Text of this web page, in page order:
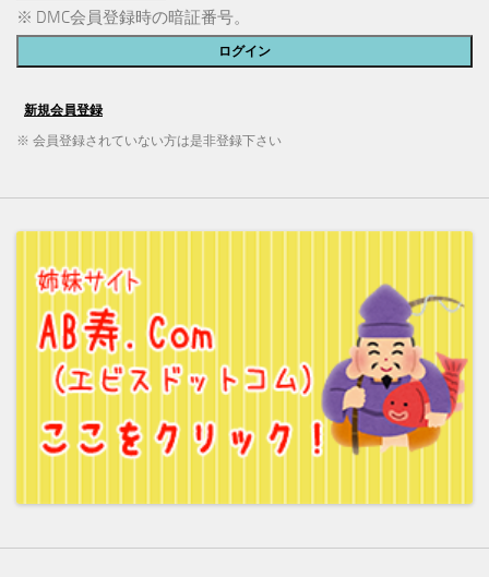
※ DMC会員登録時の暗証番号。
※ 会員登録されていない方は是非登録下さい